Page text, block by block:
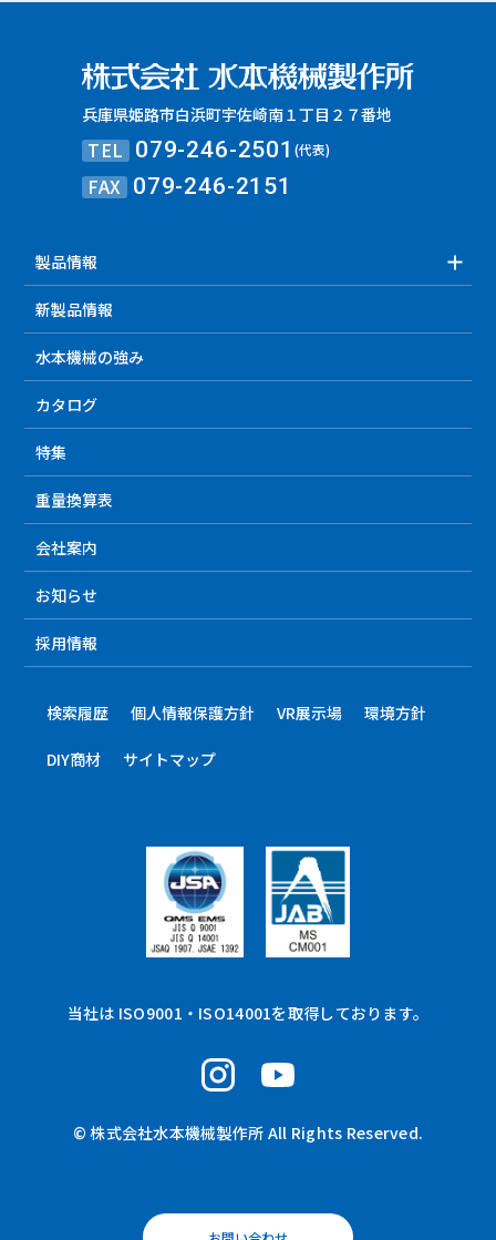
兵庫県姫路市白浜町宇佐崎南１丁目２７番地
TEL 079-246-2501(代表)
FAX 079-246-2151
製品情報
新製品情報
水本機械の強み
カタログ
特集
重量換算表
会社案内
お知らせ
採用情報
検索履歴 個人情報保護方針 VR展示場 環境方針
DIY商材 サイトマップ
当社は ISO9001・ISO14001を取得しております。
© 株式会社水本機械製作所 All Rights Reserved.